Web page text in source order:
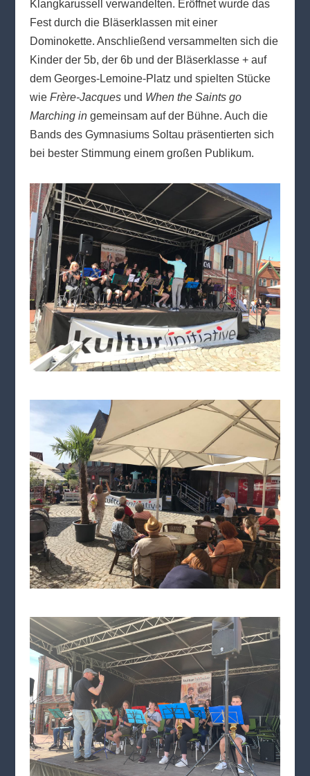
Klangkarussell verwandelten. Eröffnet wurde das
Fest durch die Bläserklassen mit einer
Dominokette. Anschließend versammelten sich die
Kinder der 5b, der 6b und der Bläserklasse + auf
dem Georges-Lemoine-Platz und spielten Stücke
wie Frère-Jacquesund When the Saints go
Marching ingemeinsam auf der Bühne. Auch die
Bands des Gymnasiums Soltau präsentierten sich
bei bester Stimmung einem großen Publikum.